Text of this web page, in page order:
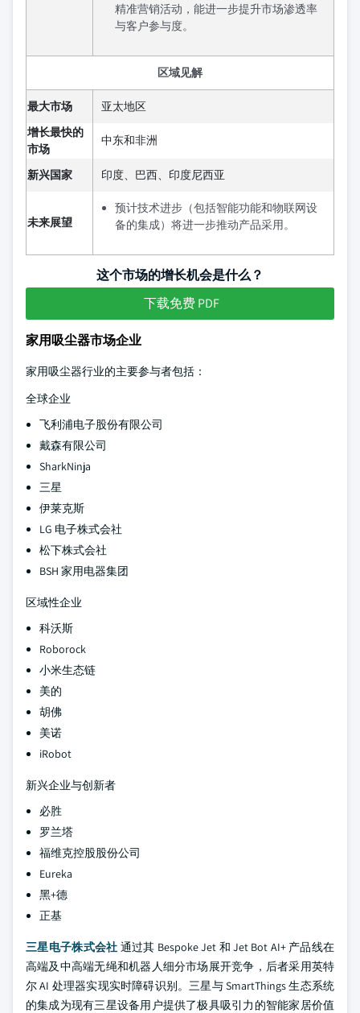
精准营销活动，能进一步提升市场渗透率
与客户参与度。
区域见解
最大市场
亚太地区
增长最快的
市场
中东和非洲
新兴国家 印度、巴西、印度尼西亚
未来展望
预计技术进步（包括智能功能和物联网设
备的集成）将进一步推动产品采用。
这个市场的增长机会是什么？
下载免费 PDF
家用吸尘器市场企业
家用吸尘器行业的主要参与者包括：
全球企业
飞利浦电子股份有限公司
戴森有限公司
SharkNinja
三星
伊莱克斯
LG 电子株式会社
松下株式会社
BSH 家用电器集团
区域性企业
科沃斯
Roborock
小米生态链
美的
胡佛
美诺
iRobot
新兴企业与创新者
必胜
罗兰塔
福维克控股股份公司
Eureka
黑+德
正基
三星电子株式会社 通过其 Bespoke Jet 和 Jet Bot AI+ 产品线在
高端及中高端无绳和机器人细分市场展开竞争，后者采用英特
尔 AI 处理器实现实时障碍识别。三星与 SmartThings 生态系统
的集成为现有三星设备用户提供了极具吸引力的智能家居价值